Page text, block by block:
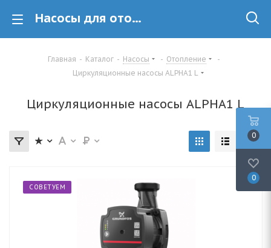
Насосы для отопления купить в Минске
Главная - Каталог - Насосы - Отопление
-
Циркуляционные насосы ALPHA1 L
Циркуляционные насосы ALPHA1 L
СОВЕТУЕМ
0
0